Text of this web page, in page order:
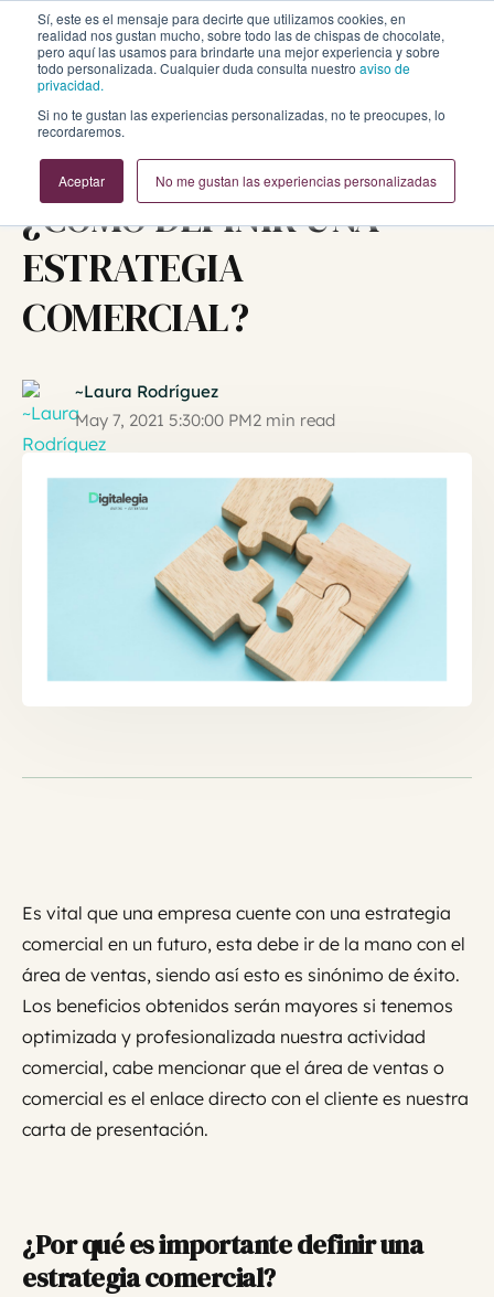
Sí, este es el mensaje para decirte que utilizamos cookies, en
realidad nos gustan mucho, sobre todo las de chispas de chocolate,
pero aquí las usamos para brindarte una mejor experiencia y sobre
todo personalizada. Cualquier duda consulta nuestro aviso de
privacidad.
Si no te gustan las experiencias personalizadas, no te preocupes, lo
recordaremos.
Aceptar No me gustan las experiencias personalizadas
Inbound Marketing y Ventas
¿CÓMO DEFINIR UNA
ESTRATEGIA
COMERCIAL?
~Laura Rodríguez
May 7, 2021 5:30:00 PM2 min read
Es vital que una empresa cuente con una estrategia
comercial en un futuro, esta debe ir de la mano con el
área de ventas, siendo así esto es sinónimo de éxito.
Los beneficios obtenidos serán mayores si tenemos
optimizada y profesionalizada nuestra actividad
comercial, cabe mencionar que el área de ventas o
comercial es el enlace directo con el cliente es nuestra
carta de presentación.
¿Por qué es importante definir una
estrategia comercial?